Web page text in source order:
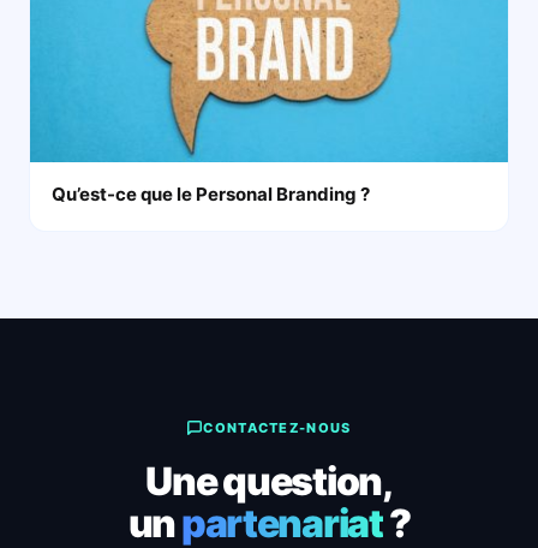
Qu’est-ce que le Personal Branding ?
CONTACTEZ-NOUS
Une question,
unpartenariat?